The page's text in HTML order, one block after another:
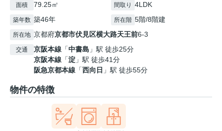
面積 79.25㎡ 間取り 4LDK
築年数 築46年 所在階 5階/8階建
所在地 京都府京都市伏見区横大路天王前6-3
交通 京阪本線 「中書島 」駅 徒歩25分
京阪本線 「淀 」駅 徒歩41分
阪急京都本線 「西向日 」駅 徒歩55分
物件の特徴